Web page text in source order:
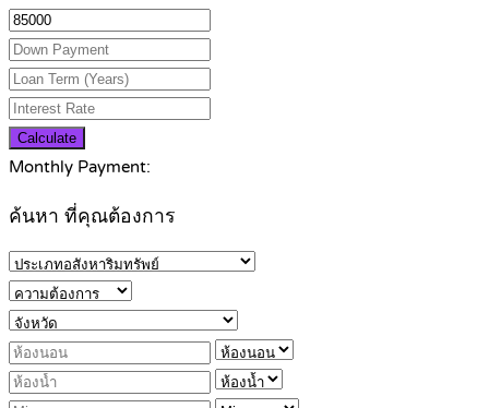
Calculate
Monthly Payment:
ค้นหา ที่คุณต้องการ